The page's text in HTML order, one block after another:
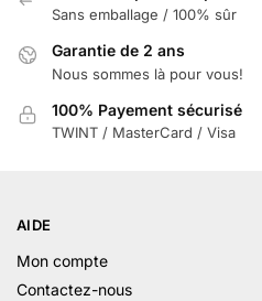
Sans emballage / 100% sûr
Garantie de 2 ans
Nous sommes là pour vous!
100% Payement sécurisé
TWINT / MasterCard / Visa
AIDE
Mon compte
Contactez-nous